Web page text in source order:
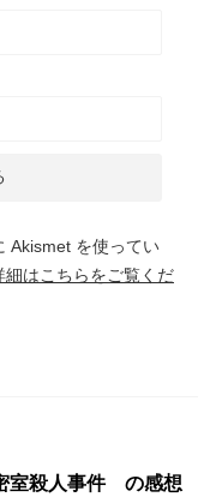
Akismet を使ってい
細はこちらをご覧くだ
殺人事件 の感想